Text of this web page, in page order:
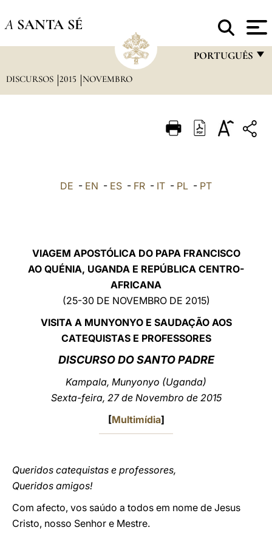
A SANTA SÉ
PORTUGUÊS
ITALIANO
中文
DISCURSOS 2015 NOVEMBRO
DE - EN - ES - FR - IT - PL - PT
VIAGEM APOSTÓLICA DO PAPA FRANCISCO
AO QUÉNIA, UGANDA E REPÚBLICA CENTRO-
AFRICANA
(25-30 DE NOVEMBRO DE 2015)
VISITA A MUNYONYO E SAUDAÇÃO AOS
CATEQUISTAS E PROFESSORES
DISCURSO DOSANTO PADRE
Kampala, Munyonyo (Uganda)
Sexta-feira, 27 de Novembro de 2015
[Multimídia]
Queridos catequistas e professores,
Queridos amigos!
Com afecto, vos saúdo a todos em nome de Jesus
Cristo, nosso Senhor e Mestre.